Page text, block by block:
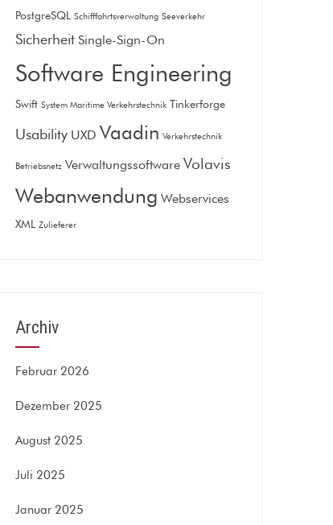
PostgreSQL Schifffahrtsverwaltung Seeverkehr
Sicherheit Single-Sign-On
Software Engineering
Swift System Maritime Verkehrstechnik Tinkerforge
Usability UXD Vaadin Verkehrstechnik
Betriebsnetz Verwaltungssoftware Volavis
Webanwendung Webservices
XML Zulieferer
Archiv
Februar 2026
Dezember 2025
August 2025
Juli 2025
Januar 2025